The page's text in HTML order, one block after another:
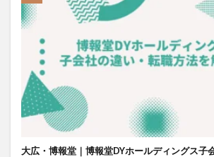
大広・博報堂｜博報堂DYホールディングス子